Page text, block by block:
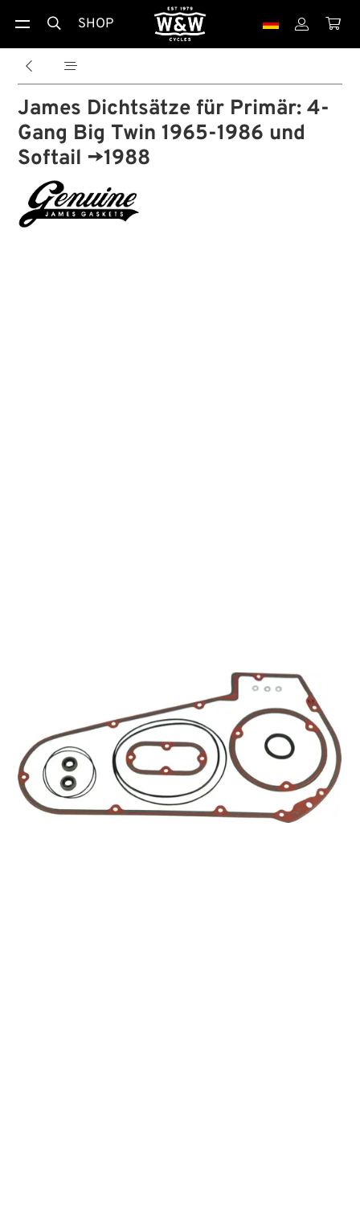
 SHOP  
 
James Dichtsätze für Primär: 4-
Gang Big Twin 1965-1986 und
Softail →1988